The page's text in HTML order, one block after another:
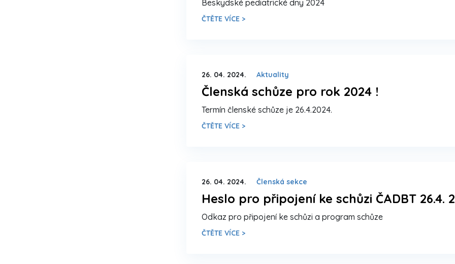
Beskydské pediatrické dny 2024
ČTĚTE VÍCE >
26. 04. 2024. Aktuality
Členská schůze pro rok 2024 !
Termín členské schůze je 26.4.2024.
ČTĚTE VÍCE >
26. 04. 2024. Členská sekce
Heslo pro připojení ke schůzi ČADBT 26.4.
Odkaz pro připojení ke schůzi a program schůze
ČTĚTE VÍCE >